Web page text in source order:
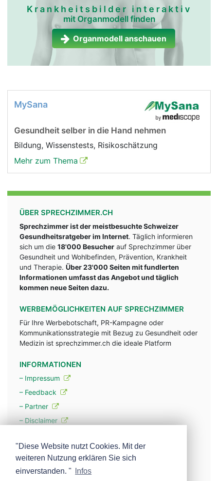
Krankheitsbilder interaktiv
mit Organmodell finden
Organmodell anschauen
MySana
Gesundheit selber in die Hand nehmen
Bildung, Wissenstests, Risikoschätzung
Mehr zum Thema
ÜBER SPRECHZIMMER.CH
Sprechzimmer ist der meistbesuchte Schweizer
Gesundheitsratgeber im Internet. Täglich informieren
sich um die 18'000 Besucher auf Sprechzimmer über
Gesundheit und Wohlbefinden, Prävention, Krankheit
und Therapie. Über 23'000 Seiten mit fundlerten
Informationen umfasst das Angebot und täglich
kommen neue Seiten dazu.
WERBEMÖGLICHKEITEN AUF SPRECHZIMMER
Für Ihre Werbebotschaft, PR-Kampagne oder
Kommunikationsstrategie mit Bezug zu Gesundheit oder
Medizin ist sprechzimmer.ch die ideale Platform
INFORMATIONEN
– Impressum
– Feedback
– Partner
– Disclaimer
– Werbung
– Mehr über unsere Experten
"Diese Website nutzt Cookies. Mit der
weiteren Nutzung erklären Sie sich
einverstanden. "
Infos